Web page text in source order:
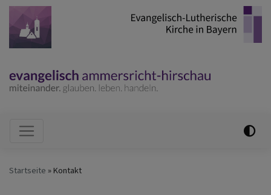
Direkt
zum
Inhalt
Hauptnavigation
Startseite Kontakt